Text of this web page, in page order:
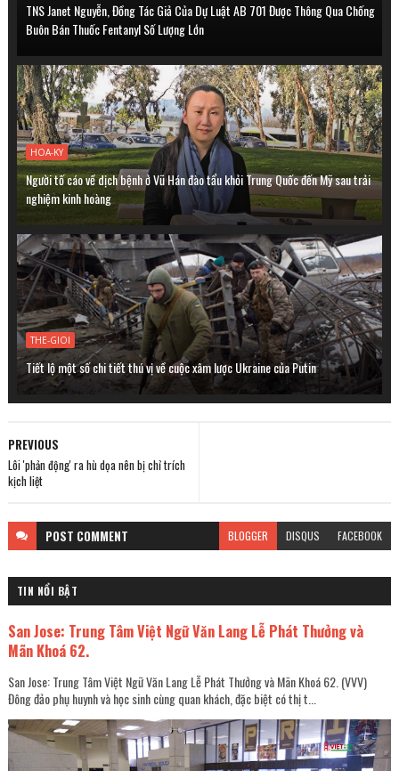
TNS Janet Nguyễn, Đồng Tác Giả Của Dự Luật AB 701 Được Thông Qua Chống
Buôn Bán Thuốc Fentanyl Số Lượng Lớn
HOA-KY
Người tố cáo về dịch bệnh ở Vũ Hán đào tẩu khỏi Trung Quốc đến Mỹ sau trải
nghiệm kinh hoàng
THE-GIOI
Tiết lộ một số chi tiết thú vị về cuộc xâm lược Ukraine của Putin
PREVIOUS
Lôi 'phản động' ra hù dọa nên bị chỉ trích
kịch liệt
POST COMMENT BLOGGER DISQUS FACEBOOK
TIN NỔI BẬT
San Jose: Trung Tâm Việt Ngữ Văn Lang Lễ Phát Thưởng và
Mãn Khoá 62.
San Jose: Trung Tâm Việt Ngữ Văn Lang Lễ Phát Thưởng và Mãn Khoá 62. (VVV)
Đông đảo phụ huynh và học sinh cùng quan khách, đặc biệt có thị t...